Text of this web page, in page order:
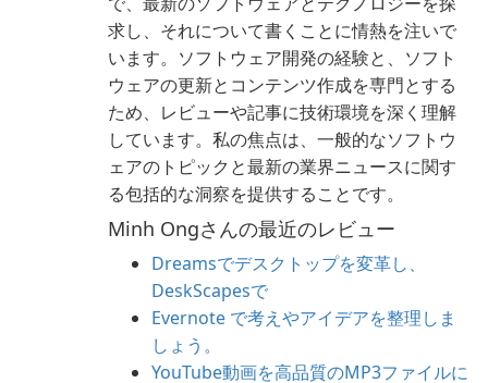
求し、それについて書くことに情熱を注いで
います。ソフトウェア開発の経験と、ソフト
ウェアの更新とコンテンツ作成を専門とする
ため、レビューや記事に技術環境を深く理解
しています。私の焦点は、一般的なソフトウ
ェアのトピックと最新の業界ニュースに関す
る包括的な洞察を提供することです。
Minh Ongさんの最近のレビュー
Dreamsでデスクトップを変革し、
DeskScapesで
Evernote で考えやアイデアを整理しま
しょう。
YouTube動画を高品質のMP3ファイルに